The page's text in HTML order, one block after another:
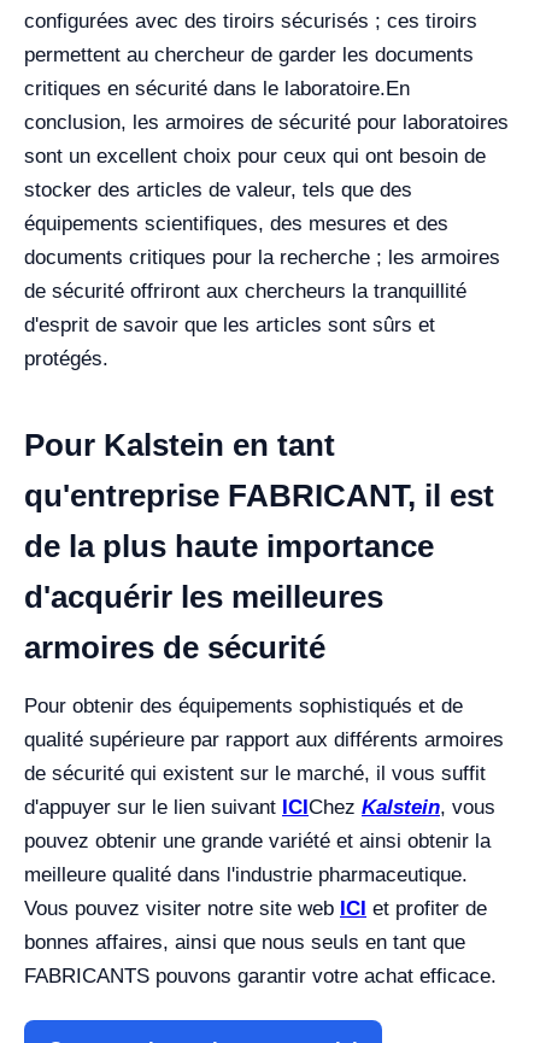
configurées avec des tiroirs sécurisés ; ces tiroirs
permettent au chercheur de garder les documents
critiques en sécurité dans le laboratoire.En
conclusion, les armoires de sécurité pour laboratoires
sont un excellent choix pour ceux qui ont besoin de
stocker des articles de valeur, tels que des
équipements scientifiques, des mesures et des
documents critiques pour la recherche ; les armoires
de sécurité offriront aux chercheurs la tranquillité
d'esprit de savoir que les articles sont sûrs et
protégés.
Pour Kalstein en tant
qu'entreprise FABRICANT, il est
de la plus haute importance
d'acquérir les meilleures
armoires de sécurité
Pour obtenir des équipements sophistiqués et de
qualité supérieure par rapport aux différents armoires
de sécurité qui existent sur le marché, il vous suffit
d'appuyer sur le lien suivant ICIChez Kalstein, vous
pouvez obtenir une grande variété et ainsi obtenir la
meilleure qualité dans l'industrie pharmaceutique.
Vous pouvez visiter notre site web ICI et profiter de
bonnes affaires, ainsi que nous seuls en tant que
FABRICANTS pouvons garantir votre achat efficace.